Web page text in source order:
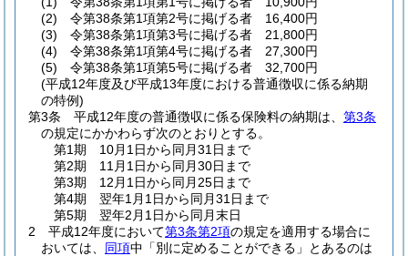
(2)
令第38条第1項第2号に掲げる者 16,400円
(3)
令第38条第1項第3号に掲げる者 21,800円
(4)
令第38条第1項第4号に掲げる者 27,300円
(5)
令第38条第1項第5号に掲げる者 32,700円
(平成12年度及び平成13年度における普通徴収に係る納期
の特例)
第3条
平成12年度の普通徴収に係る保険料の納期は、 第3条
の規定にかかわらず次のとおりとする。
第1期 10月1日から同月31日まで
第2期 11月1日から同月30日まで
第3期 12月1日から同月25日まで
第4期 翌年1月1日から同月31日まで
第5期 翌年2月1日から同月末日
2
平成12年度において第3条第2項の規定を適用する場合に
おいては、 同項中「別に定めることができる」とあるのは